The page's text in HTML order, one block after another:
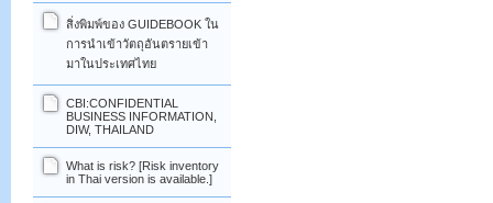
สิ่งพิมพ์ของ GUIDEBOOK ใน
การนำเข้าวัตถุอันตรายเข้า
มาในประเทศไทย
CBI:CONFIDENTIAL
BUSINESS INFORMATION,
DIW, THAILAND
What is risk? [Risk inventory
in Thai version is available.]